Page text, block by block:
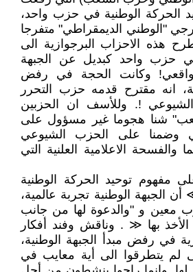
الحركة الوطنية في حزب واحد،
"الوطني الديمقراطي" متفرجا
هذه الاحزاب البرجوازية الى
حزب واحد كبديل عن الجبهة
واقعي! وكانت الحجة في رفض
انه مقترح قدمه حزب التحرر
!. وللأسف ان الحزبين
شنا هجوما غير مسؤول على
وضمنا على الحزب الشيوعي
والفسحة الاعلامية العلنية التي
مفهوم توحيد الحركة الوطنية
الجبهة الوطنية تجربة عالمية،
معين و "والدعوة لها من جانب
بها ≪ . وناقش وفند أفكار
في رفض مبدأ الجبهة الوطنية،
لم يتطرقوا الى أية معايب في